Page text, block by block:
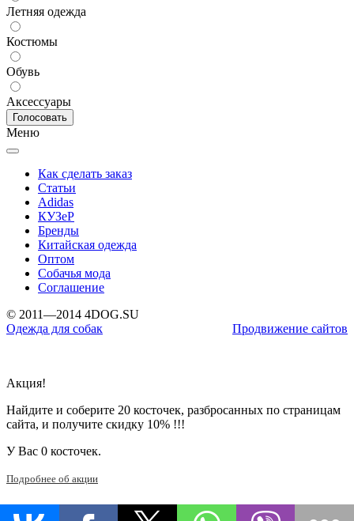
Летняя одежда
Костюмы
Обувь
Аксессуары
Меню
Как сделать заказ
Статьи
Adidas
КУЗеР
Бренды
Китайская одежда
Оптом
Собачья мода
Соглашение
© 2011—2014 4DOG.SU
Одежда для собак
Продвижение сайтов
Акция!
Найдите и соберите 20 косточек, разбросанных по страницам
сайта, и получите скидку 10% !!!
У Вас 0 косточек.
Подробнее об акции